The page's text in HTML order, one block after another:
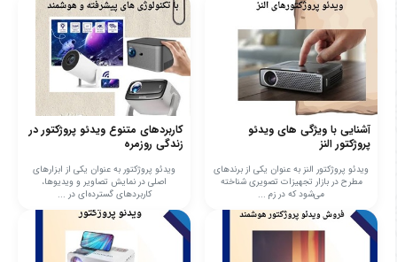
آشنایی با ویژگی های ویدئو
پروژکتور النز
ویدئو پروژکتور النز به عنوان یکی از برندهای
مطرح در بازار تجهیزات تصویری شناخته
می‌شود که در زم ...
کاربردهای متنوع ویدئو پروژکتور در
زندگی روزمره
ویدئو پروژکتور به عنوان یکی از ابزارهای
اصلی در نمایش تصاویر و ویدیوها،
کاربردهای گسترده‌ای در ...